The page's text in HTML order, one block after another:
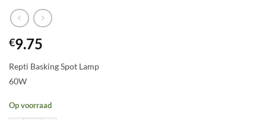
€9.75
Repti Basking Spot Lamp
60W
Op voorraad